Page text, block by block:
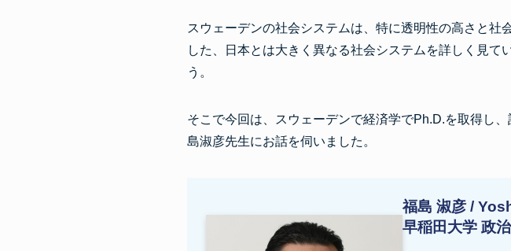
スウェーデンの社会システムは、特に透明性の高さと社
した、日本とは大きく異なる社会システムを詳しく見
う。
そこで今回は、スウェーデンで経済学でPh.D.を取得し
島淑彦先生にお話を伺いました。
福島 淑彦 /
早稲田大学 政